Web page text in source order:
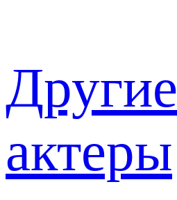
Другие
актеры